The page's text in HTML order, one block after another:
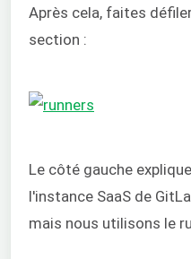
Après cela, faites
section :
Le côté gauche
l'instance SaaS de
mais nous utilisons le